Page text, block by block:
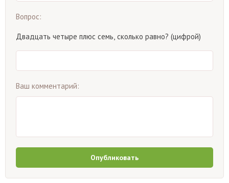
Вопрос:
Двадцать четыре плюс семь, сколько равно? (цифрой)
Ваш комментарий:
Опубликовать